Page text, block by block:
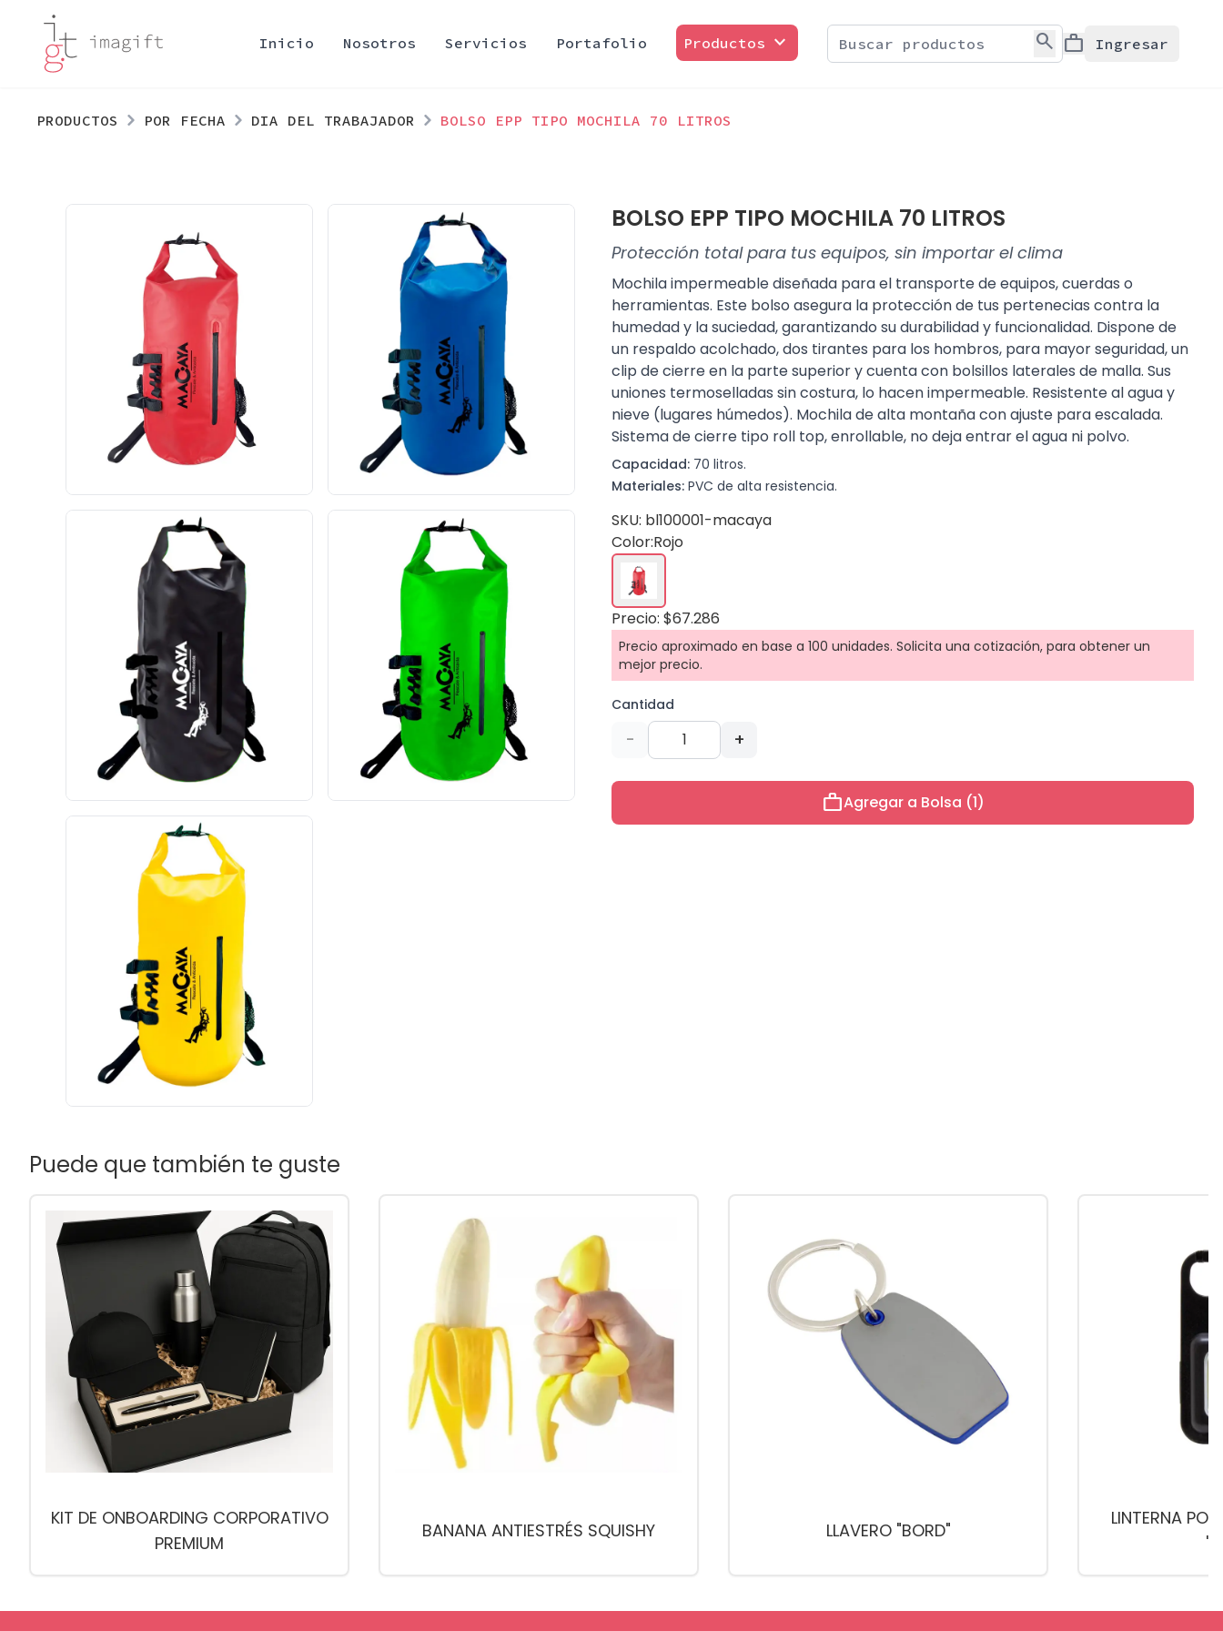
Inicio Nosotros Servicios Portafolio Productos expand_more search work Ingresar
PRODUCTOS POR FECHA DIA DEL TRABAJADOR BOLSO EPP TIPO MOCHILA 70 LITROS
BOLSO EPP TIPO MOCHILA 70 LITROS
Protección total para tus equipos, sin importar el clima
Mochila impermeable diseñada para el transporte de equipos, cuerdas o
herramientas. Este bolso asegura la protección de tus pertenecias contra la
humedad y la suciedad, garantizando su durabilidad y funcionalidad. Dispone de
un respaldo acolchado, dos tirantes para los hombros, para mayor seguridad, un
clip de cierre en la parte superior y cuenta con bolsillos laterales de malla. Sus
uniones termoselladas sin costura, lo hacen impermeable. Resistente al agua y
nieve (lugares húmedos). Mochila de alta montaña con ajuste para escalada.
Sistema de cierre tipo roll top, enrollable, no deja entrar el agua ni polvo.
Capacidad: 70 litros.
Materiales: PVC de alta resistencia.
SKU: bl100001-macaya
Color:Rojo
Precio: $67.286
Precio aproximado en base a 100 unidades. Solicita una cotización, para obtener un
mejor precio.
Cantidad
- +
workAgregar a Bolsa (1)
Puede que también te guste
KIT DE ONBOARDING CORPORATIVO
PREMIUM
BANANA ANTIESTRÉS SQUISHY LLAVERO "BORD"
LINTERNA